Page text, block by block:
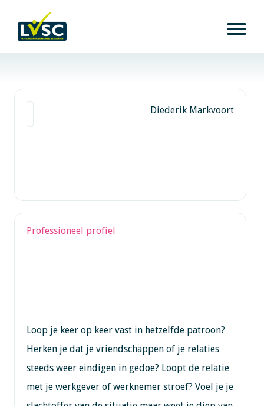
Diederik Markvoort
Professioneel profiel
Loop je keer op keer vast in hetzelfde patroon?
Herken je dat je vriendschappen of je relaties
steeds weer eindigen in gedoe? Loopt de relatie
met je werkgever of werknemer stroef? Voel je je